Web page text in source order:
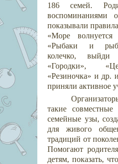
186 семей.
воспоминаниями
показывали
«Море волнуется
«Рыбаки и
колечко, выйди
«Городки»,
«Резиночка» и др.
приняли активное
такие
семейные узы,
для живого
традиций от
Помогают
детям, показать,